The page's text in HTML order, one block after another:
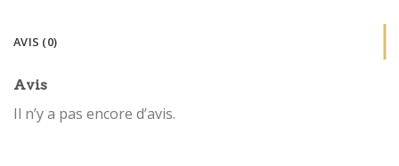
AVIS (0)
Avis
Il n’y a pas encore d’avis.